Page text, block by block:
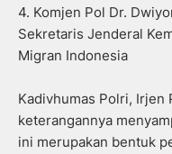
4. Komjen Pol Dr.
Sekretaris Jenderal
Migran Indonesia
Kadivhumas Polri, Irjen
keterangannya
ini merupakan bentuk